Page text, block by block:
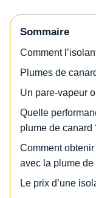
Sommaire
Comment
Plumes de
Un pare-vapeur
Quelle
plume de canard
Comment
avec la plume de
Le prix d’une